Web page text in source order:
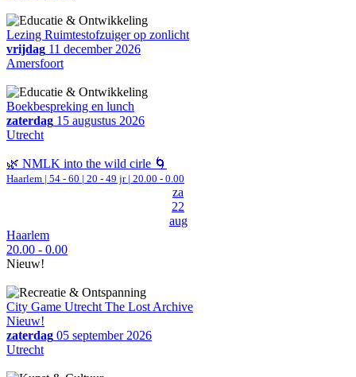
Lezing Ruimtestofzuiger op zonlicht
vrijdag 11 december 2026
Amersfoort
Boekbespreking en lunch
zaterdag 15 augustus 2026
Utrecht
🌿 NMLK into the wild cirle 🌀
Haarlem | 54 - 60 | 20 - 49 jr | 20.00 - 0.00
za
22
aug
Haarlem
20.00 - 0.00
Nieuw!
City Game Utrecht The Lost Archive
Nieuw!
zaterdag 05 september 2026
Utrecht